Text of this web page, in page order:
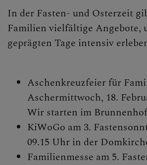
ALLGEMEINE
G
KONTAKT
KINDER UND
Broadcast
In der Fasten- und Osterzeit
Familien vielfältige Angebote,
geprägten Tage intensiv
Aschenkreuzfeier für
Aschermittwoch, 18.
Wir starten im Brunnenhof
KiWoGo am 3.
09.15 Uhr in der
Familienmesse am 5.